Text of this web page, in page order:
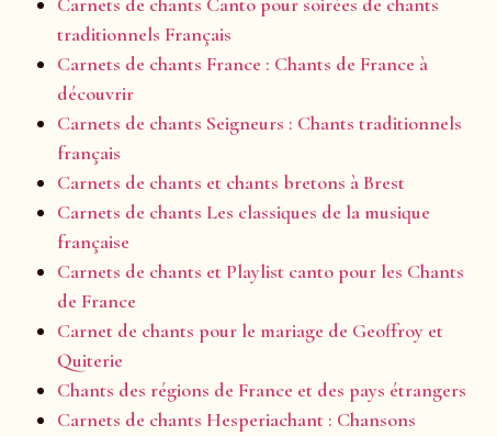
traditionnels Français
Carnets de chants France : Chants de France à
découvrir
Carnets de chants Seigneurs : Chants traditionnels
français
Carnets de chants et chants bretons à Brest
Carnets de chants Les classiques de la musique
française
Carnets de chants et Playlist canto pour les Chants
de France
Carnet de chants pour le mariage de Geoffroy et
Quiterie
Chants des régions de France et des pays étrangers
Carnets de chants Hesperiachant : Chansons